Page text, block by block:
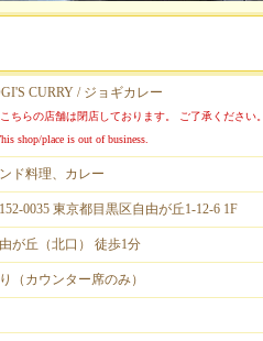
CURRY / ジョギカレー
ちらの店舗は閉店しております。 ご了承ください。
shop/place is out of business.
ド料理、カレー
0035 東京都目黒区自由が丘1-12-6 1F
が丘（北口） 徒歩1分
（カウンター席のみ）